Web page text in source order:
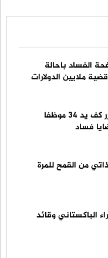
الفساد باحالة
ملايين الدولارات
وزير المالية السوري يقرر كف يد 34 موظفا
فساد
من القمح للمرة
الباكستاني وقائد